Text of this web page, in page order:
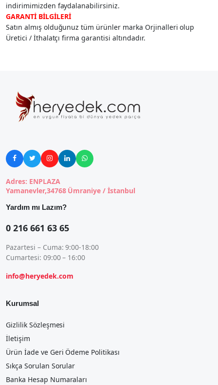
indirimimizden faydalanabilirsiniz.
GARANTİ BİLGİLERİ
Satın almış olduğunuz tüm ürünler marka Orjinalleri olup
Üretici / İthalatçı firma garantisi altındadır.
    
Adres: ENPLAZA
Yamanevler,34768 Ümraniye / İstanbul
Yardım mı Lazım?
0 216 661 63 65
Pazartesi – Cuma: 9:00-18:00
Cumartesi: 09:00 – 16:00
info@heryedek.com
Kurumsal
Gizlilik Sözleşmesi
İletişim
Ürün İade ve Geri Ödeme Politikası
Sıkça Sorulan Sorular
Banka Hesap Numaraları